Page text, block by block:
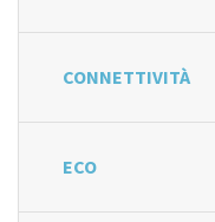
CONNETTIVITÀ
ECO